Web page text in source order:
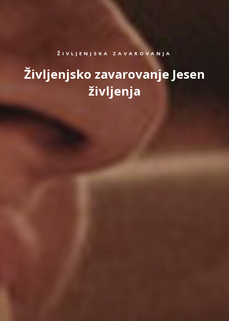
ŽIVLJENJSKA ZAVAROVANJA
Življenjsko zavarovanje Jesen
življenja